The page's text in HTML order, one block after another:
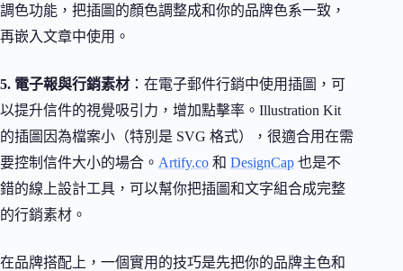
調色功能，把插圖的顏色調整成和你的品牌色系一致，
再嵌入文章中使用。
5. 電子報與行銷素材 ：在電子郵件行銷中使用插圖，可
以提升信件的視覺吸引力，增加點擊率。Illustration Kit
的插圖因為檔案小（特別是 SVG 格式），很適合用在需
要控制信件大小的場合。 Artify.co 和 DesignCap 也是不
錯的線上設計工具，可以幫你把插圖和文字組合成完整
的行銷素材。
在品牌搭配上，一個實用的技巧是先把你的品牌主色和